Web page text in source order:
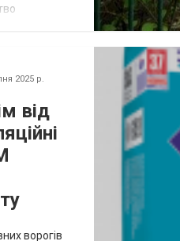
поєднує в
2025 р.
від
ворогів